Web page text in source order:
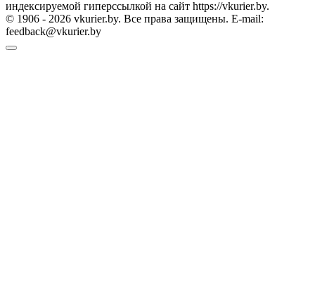
индексируемой гиперссылкой на сайт https://vkurier.by.
© 1906 - 2026 vkurier.by. Все права защищены. E-mail:
feedback@vkurier.by